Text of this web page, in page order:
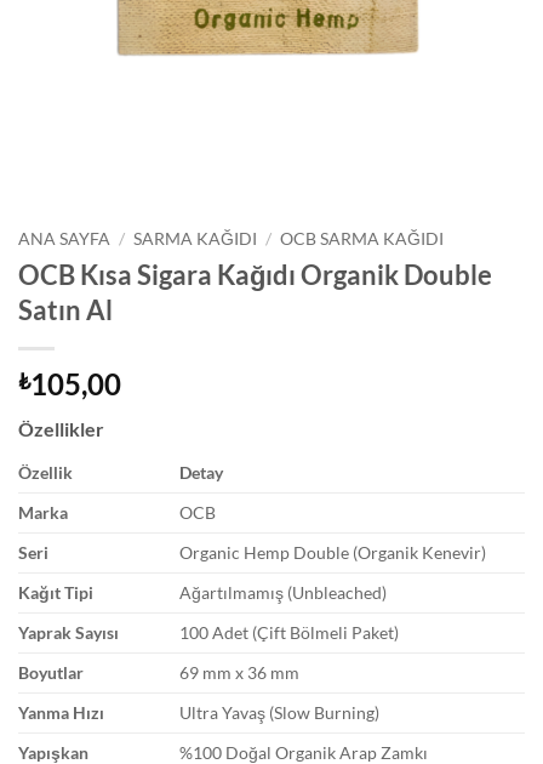
ANA SAYFA / SARMA KAĞIDI / OCB SARMA KAĞIDI
OCB Kısa Sigara Kağıdı Organik Double
Satın Al
₺105,00
Özellikler
Özellik
Detay
Marka
OCB
Seri
Organic Hemp Double (Organik Kenevir)
Kağıt Tipi
Ağartılmamış (Unbleached)
Yaprak Sayısı
100 Adet (Çift Bölmeli Paket)
Boyutlar
69 mm x 36 mm
Yanma Hızı
Ultra Yavaş (Slow Burning)
Yapışkan
%100 Doğal Organik Arap Zamkı